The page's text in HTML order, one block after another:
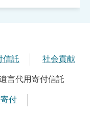
信託
社会貢献
言代用寄付信託
付